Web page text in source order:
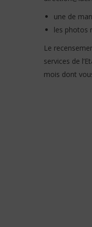
une de
les photos
Le
services de
mois dont